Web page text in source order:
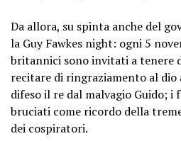
Da allora, su spinta anche del
la Guy Fawkes night: ogni 5
britannici sono invitati a tenere
recitare di ringraziamento al dio
difeso il re dal malvagio Guido; i
bruciati come ricordo della
dei cospiratori.